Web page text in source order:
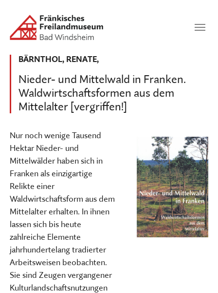
SUCHEN
Nieder- und Mittelwald in Franken.
Waldwirtschaftsformen aus dem
Mittelalter [vergriffen!]
BÄRNTHOL, RENATE,
Nur noch wenige Tausend
Hektar Nieder- und
Mittelwälder haben sich in
Franken als einzigartige
Relikte einer
Waldwirtschaftsform aus dem
Mittelalter erhalten. In ihnen
lassen sich bis heute
zahlreiche Elemente
jahrhundertelang tradierter
Arbeitsweisen beobachten.
Sie sind Zeugen vergangener
Kulturlandschaftsnutzungen